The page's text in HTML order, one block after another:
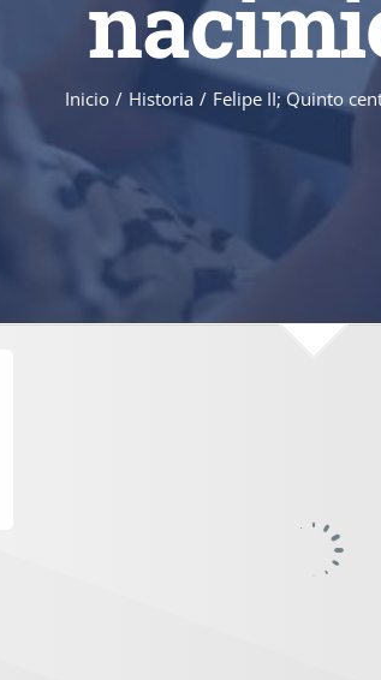
Inicio / Historia / Felipe II; Quinto